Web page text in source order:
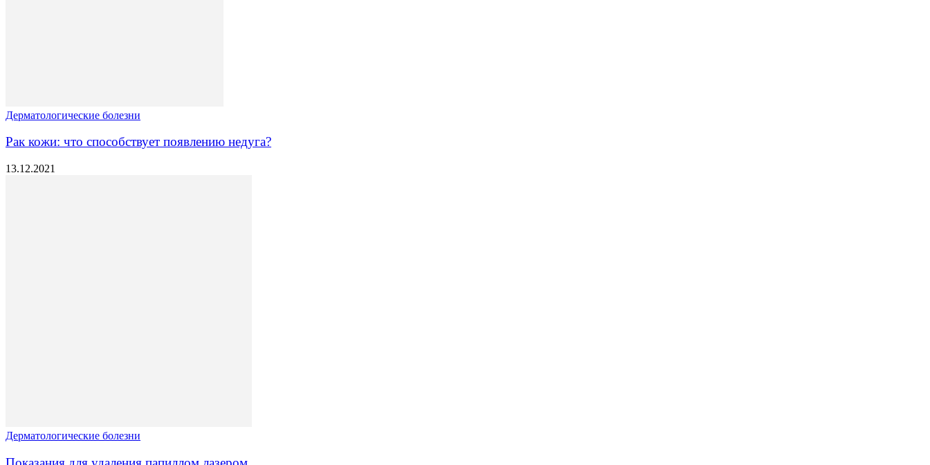
Дерматологические болезни
Рак кожи: что способствует появлению недуга?
13.12.2021
Дерматологические болезни